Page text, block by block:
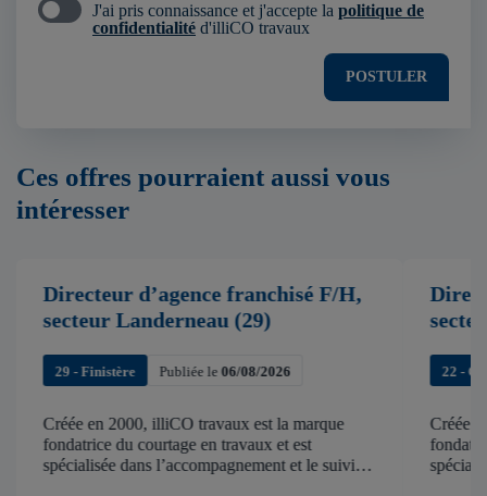
J'ai pris connaissance et j'accepte la politique de
confidentialité d'illiCO travaux
POSTULER
Ces offres pourraient aussi vous
intéresser
Directeur d’agence franchisé F/H,
secteur Landerneau (29)
29 - Finistère Publiée le06/08/2026
Créée en 2000, illiCO travaux est la marque
fondatrice du courtage en travaux et est
spécialisée dans l’accompagnement et le suivi
22 -
Créée